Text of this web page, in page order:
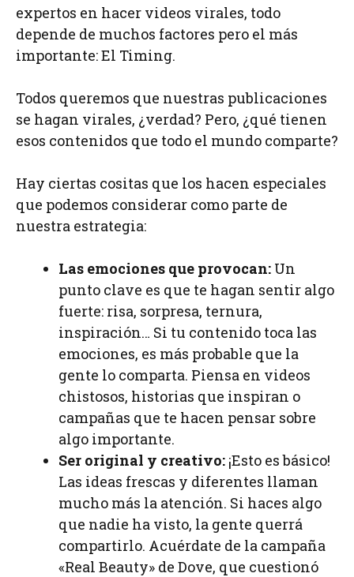
expertos en hacer videos virales, todo
depende de muchos factores pero el más
importante: El Timing.
Todos queremos que nuestras publicaciones
se hagan virales, ¿verdad? Pero, ¿qué tienen
esos contenidos que todo el mundo comparte?
Hay ciertas cositas que los hacen especiales
que podemos considerar como parte de
nuestra estrategia:
Las emociones que provocan: Un
punto clave es que te hagan sentir algo
fuerte: risa, sorpresa, ternura,
inspiración… Si tu contenido toca las
emociones, es más probable que la
gente lo comparta. Piensa en videos
chistosos, historias que inspiran o
campañas que te hacen pensar sobre
algo importante.
Ser original y creativo: ¡Esto es básico!
Las ideas frescas y diferentes llaman
mucho más la atención. Si haces algo
que nadie ha visto, la gente querrá
compartirlo. Acuérdate de la campaña
«Real Beauty» de Dove, que cuestionó